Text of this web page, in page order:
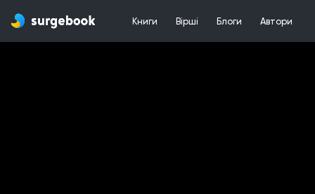
Книги Вірші Блоги Автори